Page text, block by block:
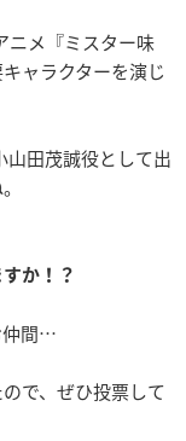
ニメ『ミスター味
ャラクターを演じ
田茂誠役として出
か！？
仲間…
で、ぜひ投票して